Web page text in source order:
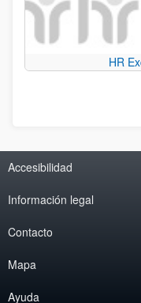
HR
Accesibilidad
Información legal
Contacto
Mapa
Ayuda